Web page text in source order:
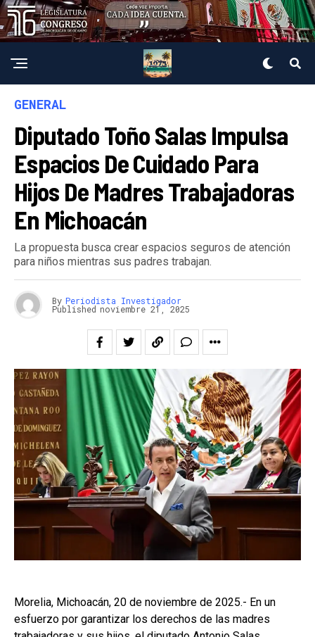
GENERAL
Diputado Toño Salas Impulsa
Espacios De Cuidado Para
Hijos De Madres Trabajadoras
En Michoacán
La propuesta busca crear espacios seguros de atención
para niños mientras sus padres trabajan.
By Periodista Investigador
Published noviembre 21, 2025
Morelia, Michoacán, 20 de noviembre de 2025.- En un
esfuerzo por garantizar los derechos de las madres